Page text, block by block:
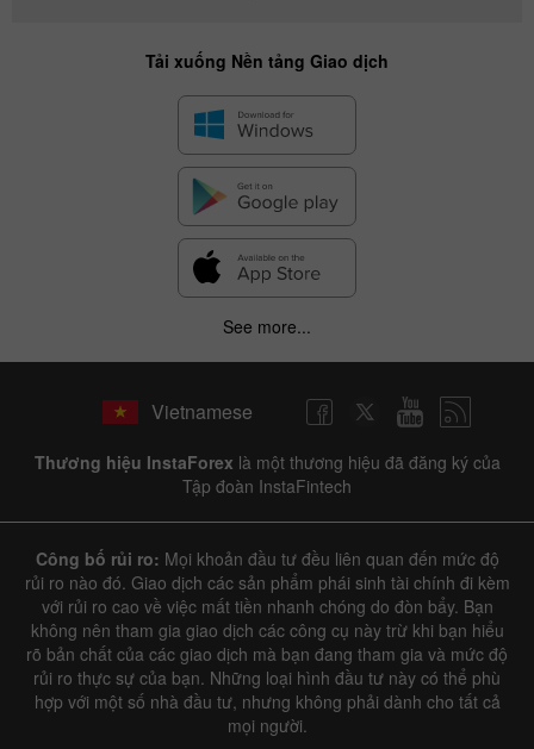
Tải xuống Nền tảng Giao dịch
See more...
Vietnamese
Thương hiệu InstaForex là một thương hiệu đã đăng ký của
Tập đoàn InstaFintech
Công bố rủi ro: Mọi khoản đầu tư đều liên quan đến mức độ
rủi ro nào đó. Giao dịch các sản phẩm phái sinh tài chính đi kèm
với rủi ro cao về việc mất tiền nhanh chóng do đòn bẩy. Bạn
không nên tham gia giao dịch các công cụ này trừ khi bạn hiểu
rõ bản chất của các giao dịch mà bạn đang tham gia và mức độ
rủi ro thực sự của bạn. Những loại hình đầu tư này có thể phù
hợp với một số nhà đầu tư, nhưng không phải dành cho tất cả
mọi người.